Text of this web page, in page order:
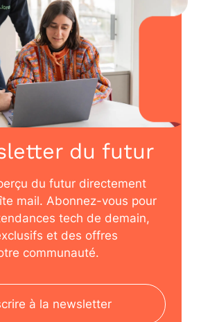
du futur
du futur directement
mail. Abonnez-vous pour
tech de demain,
et des offres
communauté.
à la newsletter